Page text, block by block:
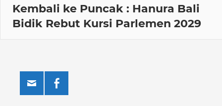
Kembali ke Puncak : Hanura Bali
Bidik Rebut Kursi Parlemen 2029